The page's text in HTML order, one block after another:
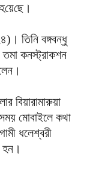
তিনি বঙ্গবন্ধু
তমা কনস্ট্রাকশন
বিয়ারামারুয়া
মোবাইলে কথা
ধলেশ্বরী
হন।